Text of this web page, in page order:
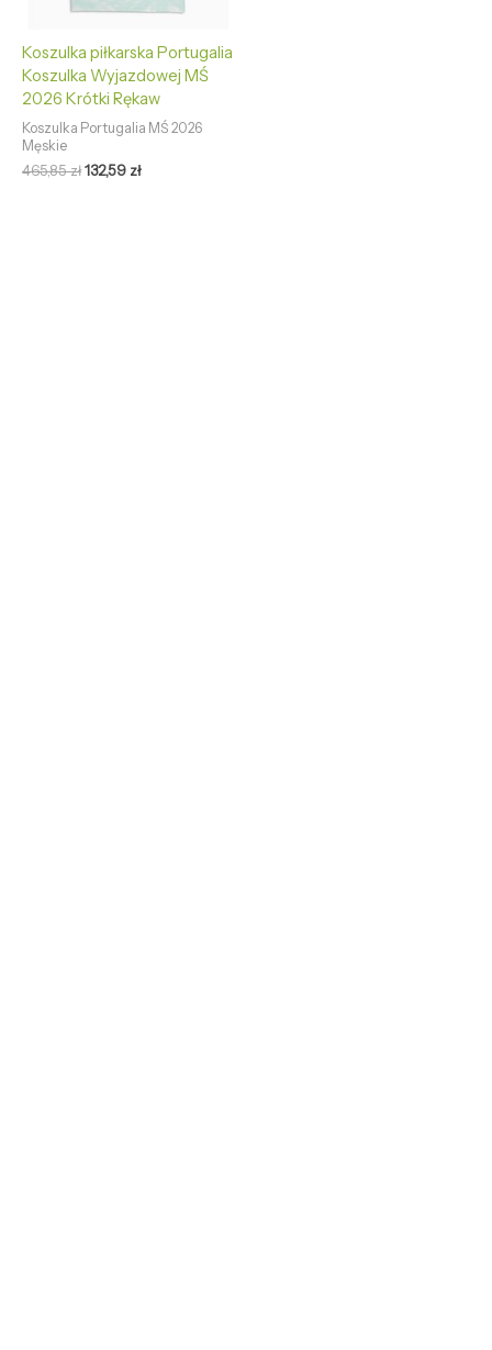
Koszulka piłkarska Portugalia
Koszulka Wyjazdowej MŚ
2026 Krótki Rękaw
Koszulka Portugalia MŚ 2026
Męskie
465,85zł132,59 zł